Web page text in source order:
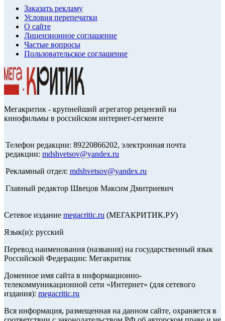
Заказать рекламу
Условия перепечатки
О сайте
Лицензионное соглашение
Частые вопросы
Пользовательское соглашение
Мегакритик - крупнейший агрегатор рецензий на
кинофильмы в российском интернет-сегменте
Телефон редакции: 89220866202, электронная почта
редакции: mdshvetsov@yandex.ru
Рекламный отдел: mdshvetsov@yandex.ru
Главный редактор Швецов Максим Дмитриевич
Сетевое издание megacritic.ru (МЕГАКРИТИК.РУ)
Язык(и): русский
Перевод наименования (названия) на государственный язык
Российской Федерации: Мегакритик
Доменное имя сайта в информационно-
телекоммуникационной сети «Интернет» (для сетевого
издания): megacritic.ru
Вся информация, размещенная на данном сайте, охраняется в